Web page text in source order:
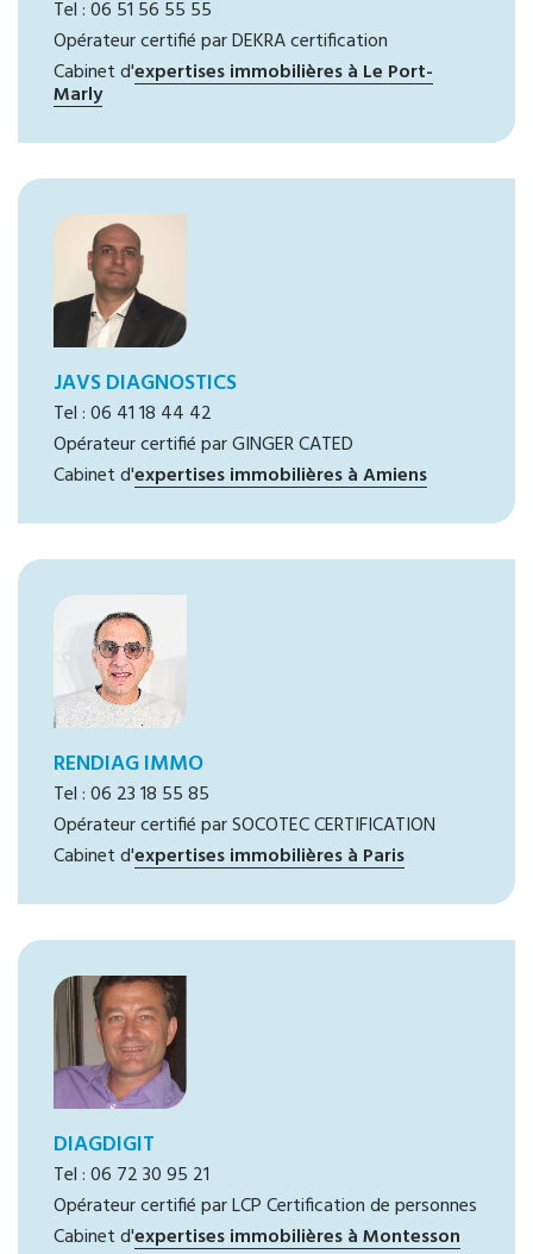
Tel : 06 51 56 55 55
Opérateur certifié par DEKRA certification
Cabinet d'expertises immobilières à Le Port-
Marly
JAVS DIAGNOSTICS
Tel : 06 41 18 44 42
Opérateur certifié par GINGER CATED
Cabinet d'expertises immobilières à Amiens
RENDIAG IMMO
Tel : 06 23 18 55 85
Opérateur certifié par SOCOTEC CERTIFICATION
Cabinet d'expertises immobilières à Paris
DIAGDIGIT
Tel : 06 72 30 95 21
Opérateur certifié par LCP Certification de personnes
Cabinet d'expertises immobilières à Montesson